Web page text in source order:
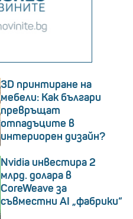
3D принтиране на
мебели: Как българи
превръщат
отпадъците в
интериорен дизайн?
Nvidia инвестира 2
млрд. долара в
CoreWeave за
съвместни AI „фабрики“